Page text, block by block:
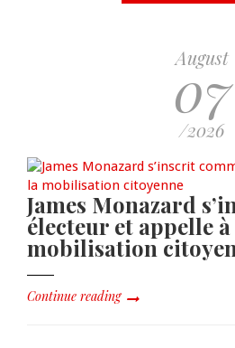
August
07
/2026
James Monazard
électeur et appelle à
mobilisation
Continue reading